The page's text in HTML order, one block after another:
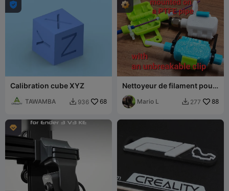

Calibration cube XYZ
TAWAMBA  936 68
Nettoyeur de filament pour
tube PTFE
Mario L  277 88
